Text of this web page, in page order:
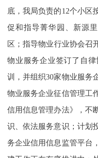
底，我局负责的12个小区
促和指导菁华园、新源
区；指导物业行业协会召
物业服务企业签订了自
训，并组织30家物业服务
物业服务企业征信管理工
信用信息管理办法》，不
识、依法服务意识；计划
务企业信用信息监管平台